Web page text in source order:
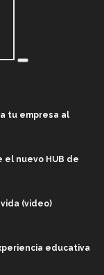
tu empresa al
el nuevo HUB de
(video)
educativa